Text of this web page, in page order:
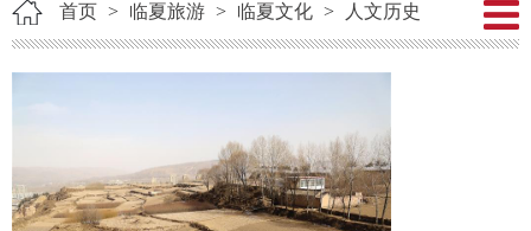
首页 > 临夏旅游 > 临夏文化 > 人文历史